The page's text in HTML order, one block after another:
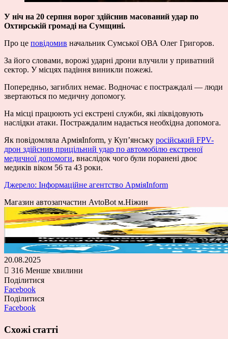
У ніч на 20 серпня ворог здійснив масований удар по
Охтирській громаді на Сумщині.
Про це повідомив начальник Сумської ОВА Олег Григоров.
За його словами, ворожі ударні дрони влучили у приватний
сектор. У місцях падіння виникли пожежі.
Попередньо, загиблих немає. Водночас є постраждалі — люди
звертаються по медичну допомогу.
На місці працюють усі екстрені служби, які ліквідовують
наслідки атаки. Постраждалим надається необхідна допомога.
Як повідомляла АрміяInform, у Куп’янську російський FPV-
дрон здійснив прицільний удар по автомобілю екстреної
медичної допомоги, внаслідок чого були поранені двоє
медиків віком 56 та 43 роки.
Джерело: Інформаційне агентство АрміяInform
Магазин автозапчастин AvtoBot м.Ніжин
20.08.2025
316 Менше хвилини
Поділитися
Facebook
Поділитися
Facebook
Схожі статті